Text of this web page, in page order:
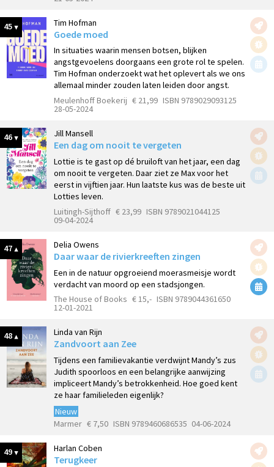
45 Tim Hofman
Goede moed
In situaties waarin mensen botsen, blijken
angstgevoelens doorgaans een grote rol te spelen.
Tim Hofman onderzoekt wat het oplevert als we ons
allemaal minder zouden laten leiden door angst.
Meulenhoff Boekerij € 21,99 ISBN 9789029093125
28-05-2024
46 Jill Mansell
Een dag om nooit te vergeten
Lottie is te gast op dé bruiloft van het jaar, een dag
om nooit te vergeten. Daar ziet ze Max voor het
eerst in vijftien jaar. Hun laatste kus was de beste uit
Lotties leven.
Luitingh-Sijthoff € 23,99 ISBN 9789021044125
09-04-2024
47 Delia Owens
Daar waar de rivierkreeften zingen
Een in de natuur opgroeiend moerasmeisje wordt
verdacht van moord op een stadsjongen.
The House of Books € 15,- ISBN 9789044361650
12-01-2021
48 Linda van Rijn
Zandvoort aan Zee
Tijdens een familievakantie verdwijnt Mandy’s zus
Judith spoorloos en een belangrijke aanwijzing
impliceert Mandy’s betrokkenheid. Hoe goed kent
ze haar familieleden eigenlijk?
Nieuw
Marmer € 7,50 ISBN 9789460686535 04-06-2024
49 Harlan Coben
Terugkeer